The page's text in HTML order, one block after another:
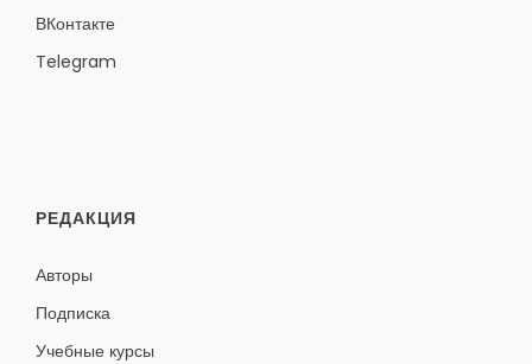
ВКонтакте
Telegram
РЕДАКЦИЯ
Авторы
Подписка
Учебные курсы